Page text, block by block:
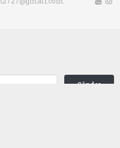
Gönder